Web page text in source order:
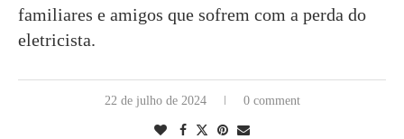
familiares e amigos que sofrem com a perda do
eletricista.
22 de julho de 2024 0 comment